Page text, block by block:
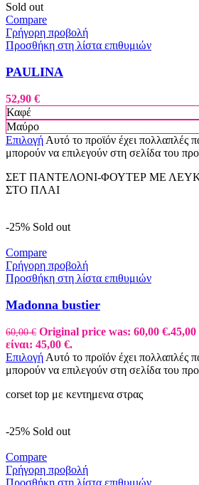
Sold out
Compare
Γρήγορη προβολή
Προσθήκη στη λίστα επιθυμιών
PAULINA
52,90 €
Καφέ
Μαύρο
Επιλογή Αυτό το προϊόν έχει πολλαπλές
μπορούν να επιλεγούν στη σελίδα του
ΣΕΤ ΠΑΝΤΕΛΟΝΙ-ΦΟΥΤΕΡ ΜΕ
ΣΤΟ ΠΛΑΙ
-25% Sold out
Compare
Γρήγορη προβολή
Προσθήκη στη λίστα επιθυμιών
Madonna bustier
60,00€ Original price was: 60,00 €.45,00
είναι: 45,00 €.
Επιλογή Αυτό το προϊόν έχει πολλαπλές
μπορούν να επιλεγούν στη σελίδα του
corset top με κεντημενα στρας
-25% Sold out
Compare
Γρήγορη προβολή